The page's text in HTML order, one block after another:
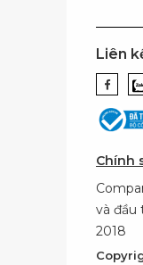
Liên
Chính
và đầu
2018